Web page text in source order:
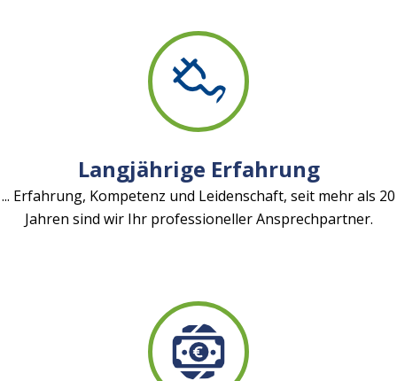
Langjährige Erfahrung
... Erfahrung, Kompetenz und Leidenschaft, seit mehr als 20
Jahren sind wir Ihr professioneller Ansprechpartner.